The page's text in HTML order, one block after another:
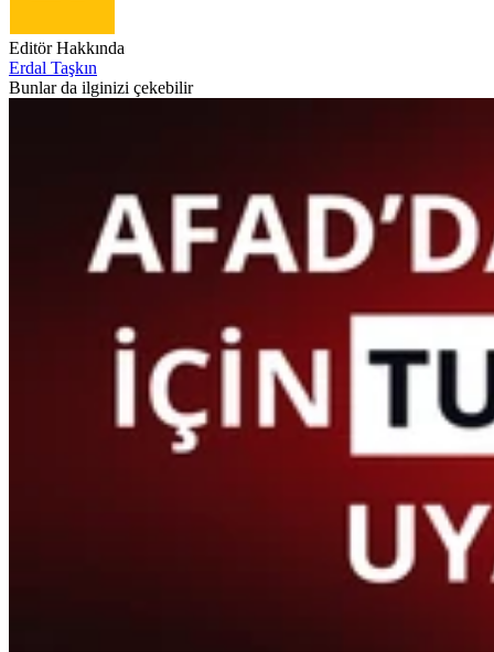
Editör Hakkında
Erdal Taşkın
Bunlar da ilginizi çekebilir